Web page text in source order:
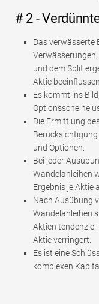
# 2 -
Das verwässerte
und dem Split
Aktie
Es kommt ins
Optionsscheine
Die Ermittlung
und Optionen.
Bei jeder
Wandelanleihen
Ergebnis je Aktie
Nach Ausübung
Wandelanleihen
Aktien
Aktie verringert.
Es ist eine
komplexen